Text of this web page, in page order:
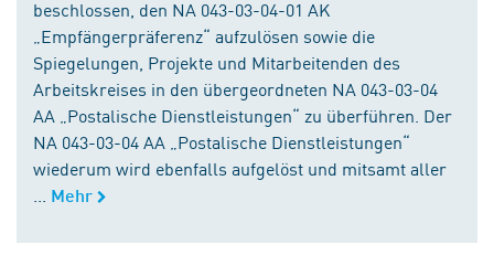
beschlossen, den NA 043-03-04-01 AK
„Empfängerpräferenz“ aufzulösen sowie die
Spiegelungen, Projekte und Mitarbeitenden des
Arbeitskreises in den übergeordneten NA 043-03-04
AA „Postalische Dienstleistungen“ zu überführen. Der
NA 043-03-04 AA „Postalische Dienstleistungen“
wiederum wird ebenfalls aufgelöst und mitsamt aller
Mehr